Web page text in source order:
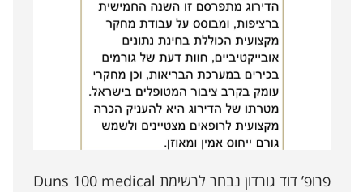
פרופ’ דוד גורדון נבחר לרשימת Duns 100 medical